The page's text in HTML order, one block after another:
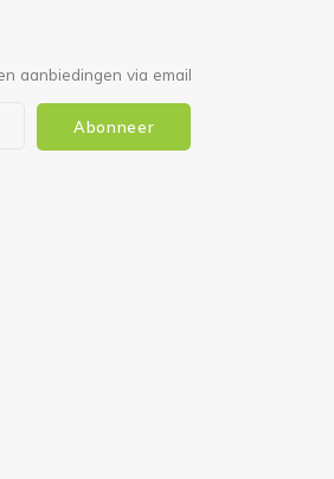
aanbiedingen via email
Abonneer